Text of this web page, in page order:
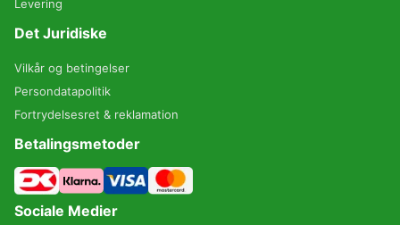
Levering
Det Juridiske
Vilkår og betingelser
Persondatapolitik
Fortrydelsesret & reklamation
Betalingsmetoder
Sociale Medier